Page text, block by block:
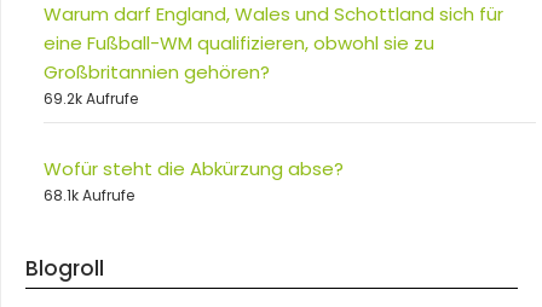
Warum darf England, Wales und Schottland sich für
eine Fußball-WM qualifizieren, obwohl sie zu
Großbritannien gehören?
69.2k Aufrufe
Wofür steht die Abkürzung abse?
68.1k Aufrufe
Blogroll